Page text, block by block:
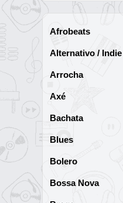
Afrobeats
Alternativo / Indie
Arrocha
Axé
Bachata
Blues
Bolero
Bossa Nova